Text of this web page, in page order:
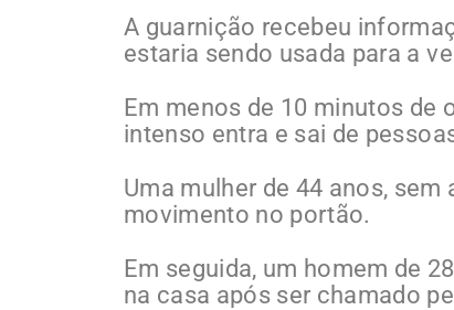
A guarnição recebeu
estaria sendo usada para a
Em menos de 10 minutos de
intenso entra e sai de
Uma mulher de 44 anos,
movimento no portão.
Em seguida, um homem de
na casa após ser chamado